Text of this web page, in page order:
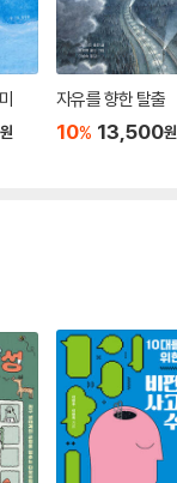
원
자유를 향한 탈출
10% 13,500원